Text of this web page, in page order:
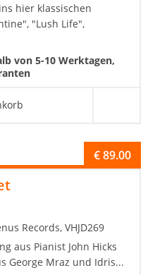
hier klassischen
"Lush Life",
von 5-10 Werktagen,
€89.00
Records, VHJD269
aus Pianist John Hicks
George Mraz und Idris...